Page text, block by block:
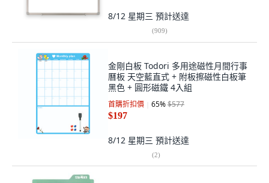
8/12 星期三 預計送達
(909)
金剛白板 Todori 多用途磁性月間行事
曆板 天空藍直式 + 附板擦磁性白板筆
黑色 + 圓形磁鐵 4入組
首購折扣價 65%$577
$197
8/12 星期三 預計送達
(2)